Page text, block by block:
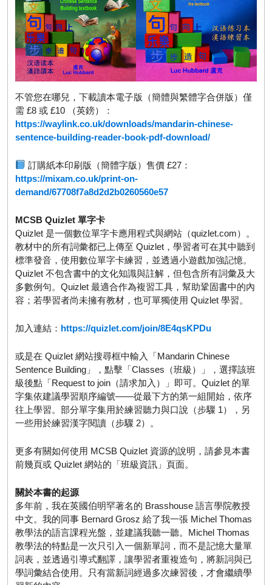
不管您在哪兒，下載讀本電子版（簡體與繁體字合併版）僅
需 £8 或 £10 （英鎊）：
https://waylink.co.uk/downloads/mandarin-chinese-
sentence-building-reader-book-pdf-download/
訂購紙本印刷版（簡體字版）售價 £27：
https://mixam.co.uk/print-on-
demand/67708f7a8d2d2b0260560e57
MCSB Quizlet 單字卡
Quizlet 是一個數位單字卡應用程式與網站（quizlet.com）。
教材中的所有詞彙都已上傳至 Quizlet，學習者可在其中聽到
標準發音，使用數位單字卡練習，並透過小遊戲加強記憶。
Quizlet 不包含書中的文化知識與註解，但包含所有詞彙及大
多數例句。Quizlet 最適合作為複習工具，幫助鞏固書中的內
容；若學習者尚未擁有教材，也可單獨使用 Quizlet 學習。
加入連結： https://quizlet.com/join/8E4qsKPDu
或是在 Quizlet 網站搜尋框中輸入「Mandarin Chinese
Sentence Building」，點擊「Classes（班級）」，選擇該班
級後點「Request to join（請求加入）」即可。Quizlet 的單
字集依建議學習順序編號——從最下方的第一組開始，依序
往上學習。部分單字集用於練習聽力與口說（步驟 1），另
一些用於練習漢字閱讀（步驟 2）。
更多有關如何使用 MCSB Quizlet 資源的說明，請參見本書
前幾頁或 Quizlet 網站的「班級資訊」頁面。
關於本書的起源
多年前，我在英國伯明罕著名的 Brasshouse 語言學院教授
中文。我的同事 Bernard Grosz 給了我一張 Michel Thomas
教學法的語言課程光盤，並建議我聽一聽。Michel Thomas
教學法的特點是一次只引入一個新單詞，而不是記憶大量單
詞表，並透過引導式翻譯，讓學習者重複造句，將新詞與已
學詞彙結合使用。只有當新詞經過多次練習後，才會繼續學